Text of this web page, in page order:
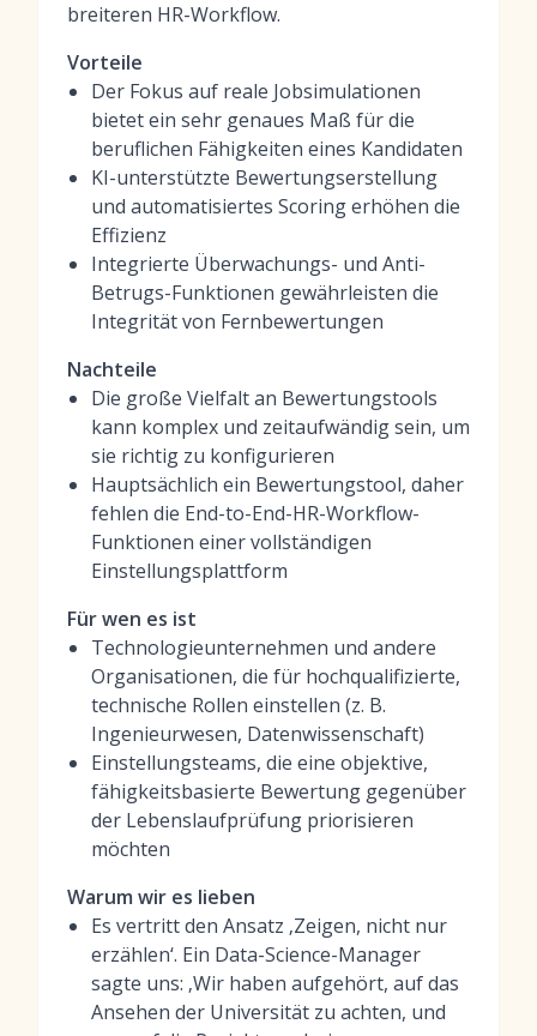
breiteren HR-Workflow.
Vorteile
Der Fokus auf reale Jobsimulationen
bietet ein sehr genaues Maß für die
beruflichen Fähigkeiten eines Kandidaten
KI-unterstützte Bewertungserstellung
und automatisiertes Scoring erhöhen die
Effizienz
Integrierte Überwachungs- und Anti-
Betrugs-Funktionen gewährleisten die
Integrität von Fernbewertungen
Nachteile
Die große Vielfalt an Bewertungstools
kann komplex und zeitaufwändig sein, um
sie richtig zu konfigurieren
Hauptsächlich ein Bewertungstool, daher
fehlen die End-to-End-HR-Workflow-
Funktionen einer vollständigen
Einstellungsplattform
Für wen es ist
Technologieunternehmen und andere
Organisationen, die für hochqualifizierte,
technische Rollen einstellen (z. B.
Ingenieurwesen, Datenwissenschaft)
Einstellungsteams, die eine objektive,
fähigkeitsbasierte Bewertung gegenüber
der Lebenslaufprüfung priorisieren
möchten
Warum wir es lieben
Es vertritt den Ansatz ‚Zeigen, nicht nur
erzählen‘. Ein Data-Science-Manager
sagte uns: ‚Wir haben aufgehört, auf das
Ansehen der Universität zu achten, und